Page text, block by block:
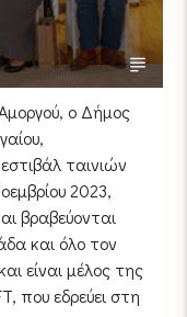
ο Δήμος
ταινιών
2023,
βραβεύονται
και όλο τον
είναι μέλος της
που εδρεύει στη